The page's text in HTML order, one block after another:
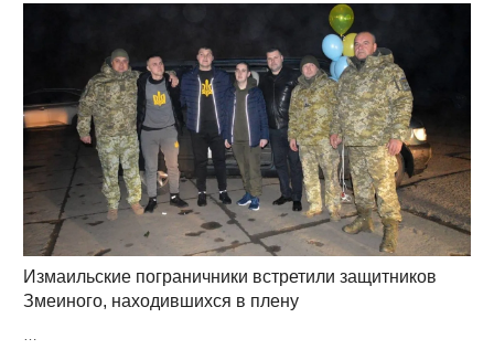
Измаильские пограничники встретили защитников
Змеиного, находившихся в плену